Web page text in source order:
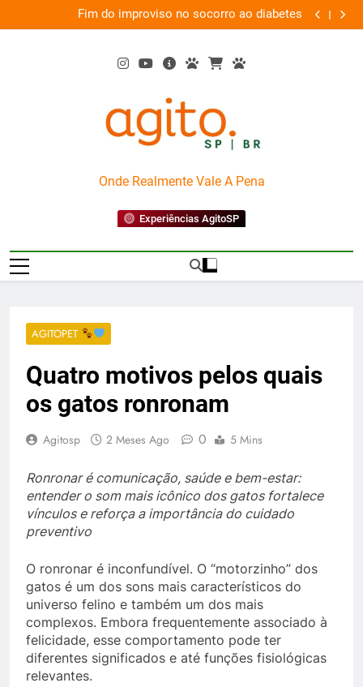
to
Fim do improviso no socorro ao diabetes
AgitoSP
Onde Realmente Vale A Pena
Experiências AgitoSP
AGITOPET
Quatro motivos pelos quais
os gatos ronronam
Agitosp 2 Meses Ago 0 5 Mins
Ronronar é comunicação, saúde e bem-estar:
entender o som mais icônico dos gatos fortalece
vínculos e reforça a importância do cuidado
preventivo
O ronronar é inconfundível. O “motorzinho” dos
gatos é um dos sons mais característicos do
universo felino e também um dos mais
complexos. Embora frequentemente associado à
felicidade, esse comportamento pode ter
diferentes significados e até funções fisiológicas
relevantes.